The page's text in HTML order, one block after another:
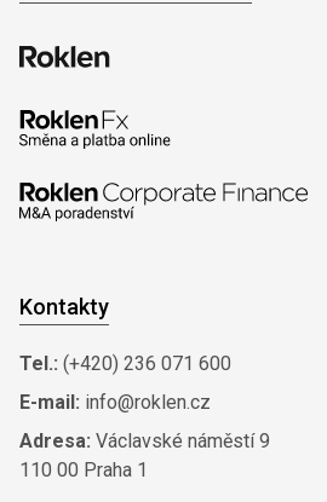
Kontakty
Tel.: (+420) 236 071 600
E-mail: info@roklen.cz
Adresa: Václavské náměstí 9
110 00 Praha 1